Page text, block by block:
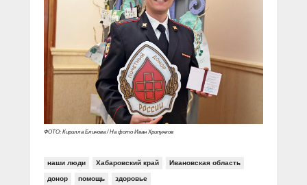
ФОТО: Кирилла Блинова / На фото Иван Хрипунков
наши люди Хабаровский край Ивановская область
донор помощь здоровье